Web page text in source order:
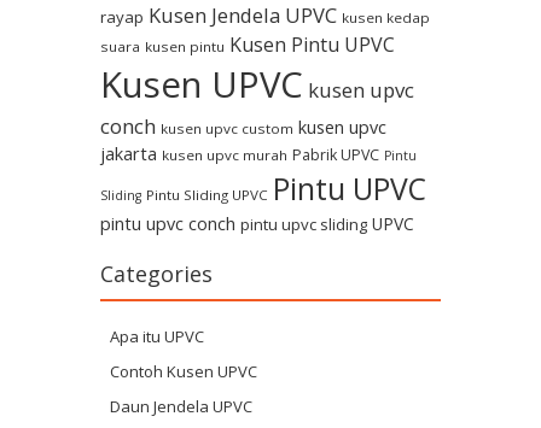
rayap Kusen Jendela UPVC kusen kedap
suara kusen pintu Kusen Pintu UPVC
Kusen UPVC kusen upvc
conch kusen upvc custom kusen upvc
jakarta kusen upvc murah Pabrik UPVC Pintu
Sliding Pintu Sliding UPVC Pintu UPVC
pintu upvc conch pintu upvc sliding UPVC
Categories
Apa itu UPVC
Contoh Kusen UPVC
Daun Jendela UPVC